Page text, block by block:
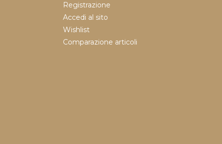
Registrazione
Accedi al sito
Wishlist
Comparazione articoli